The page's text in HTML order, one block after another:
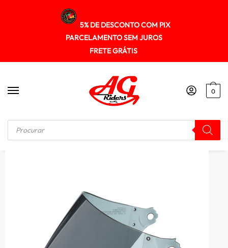
5% DE DESCONTO COM PIX
PARCELAMENTO SEM JUROS
FRETE GRÁTIS
0
Início / VSEIRAS / FORRO / REPOSIÇÃO Viseira Capacete Texx Fume Mod. Bar Code